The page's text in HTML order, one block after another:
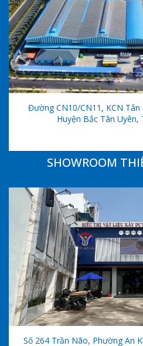
Đường CN10/CN11, KCN
Huyện Bắc Tân
SHOWROOM
Số 264 Trần Não, Phường An